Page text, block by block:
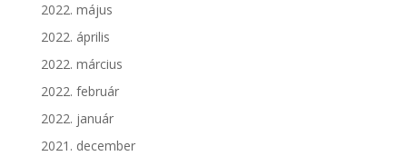
2022. május
2022. április
2022. március
2022. február
2022. január
2021. december